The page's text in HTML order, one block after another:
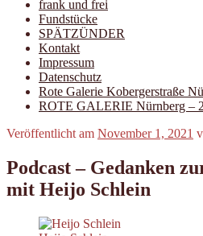
frank und frei
Fundstücke
SPÄTZÜNDER
Kontakt
Impressum
Datenschutz
Rote Galerie Kobergerstraße
ROTE GALERIE Nürnberg – 2
Veröffentlicht am November 1, 2021
Podcast – Gedanken
mit Heijo Schlein